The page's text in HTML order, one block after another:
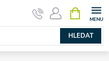
HLEDAT
NÁKUPNÍ
KOŠÍK